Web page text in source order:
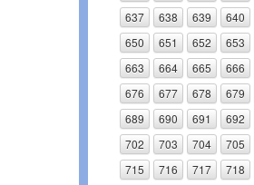
637
638 639 640
650
651 652 653
663
664 665 666
676
677 678 679
689
690 691 692
702
703 704 705
715
716 717 718